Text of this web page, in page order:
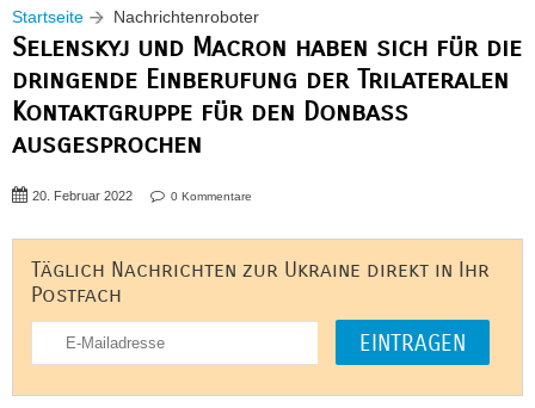
Startseite Nachrichtenroboter
Selenskyj und Macron haben sich für die
dringende Einberufung der Trilateralen
Kontaktgruppe für den Donbass
ausgesprochen
20. Februar 2022 0 Kommentare
Täglich Nachrichten zur Ukraine direkt in Ihr
Postfach